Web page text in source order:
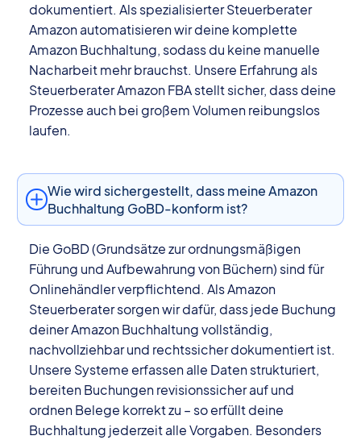
dokumentiert. Als spezialisierter Steuerberater
Amazon automatisieren wir deine komplette
Amazon Buchhaltung, sodass du keine manuelle
Nacharbeit mehr brauchst. Unsere Erfahrung als
Steuerberater Amazon FBA stellt sicher, dass deine
Prozesse auch bei großem Volumen reibungslos
laufen.
Wie wird sichergestellt, dass meine Amazon
Buchhaltung GoBD-konform ist?
Die GoBD (Grundsätze zur ordnungsmäßigen
Führung und Aufbewahrung von Büchern) sind für
Onlinehändler verpflichtend. Als Amazon
Steuerberater sorgen wir dafür, dass jede Buchung
deiner Amazon Buchhaltung vollständig,
nachvollziehbar und rechtssicher dokumentiert ist.
Unsere Systeme erfassen alle Daten strukturiert,
bereiten Buchungen revisionssicher auf und
ordnen Belege korrekt zu – so erfüllt deine
Buchhaltung jederzeit alle Vorgaben. Besonders